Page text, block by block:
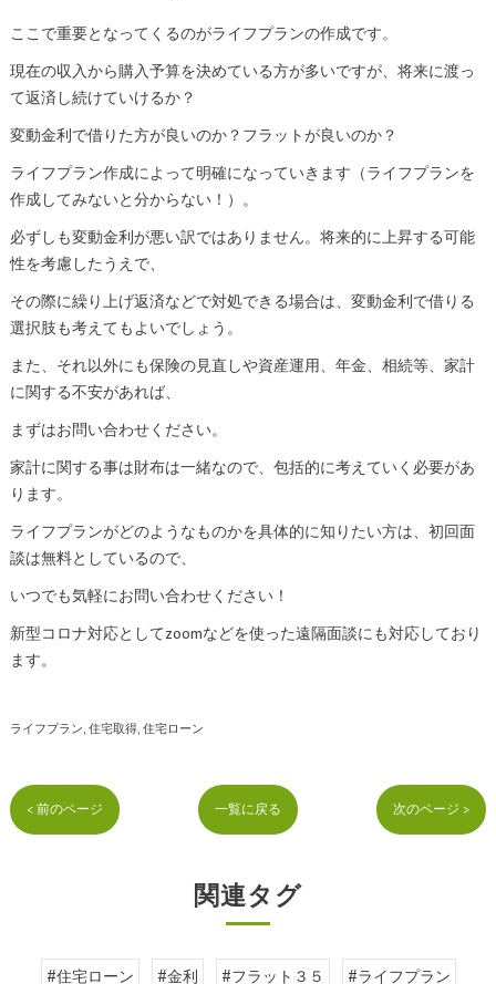
ここで重要となってくるのがライフプランの作成です。
現在の収入から購入予算を決めている方が多いですが、将来に渡っ
て返済し続けていけるか？
変動金利で借りた方が良いのか？フラットが良いのか？
ライフプラン作成によって明確になっていきます（ライフプランを
作成してみないと分からない！）。
必ずしも変動金利が悪い訳ではありません。将来的に上昇する可能
性を考慮したうえで、
その際に繰り上げ返済などで対処できる場合は、変動金利で借りる
選択肢も考えてもよいでしょう。
また、それ以外にも保険の見直しや資産運用、年金、相続等、家計
に関する不安があれば、
まずはお問い合わせください。
家計に関する事は財布は一緒なので、包括的に考えていく必要があ
ります。
ライフプランがどのようなものかを具体的に知りたい方は、初回面
談は無料としているので、
いつでも気軽にお問い合わせください！
新型コロナ対応としてzoomなどを使った遠隔面談にも対応しており
ます。
ライフプラン 住宅取得 住宅ローン
< 前のページ 一覧に戻る 次のページ >
関連タグ
#住宅ローン #金利 #フラット３５ #ライフプラン